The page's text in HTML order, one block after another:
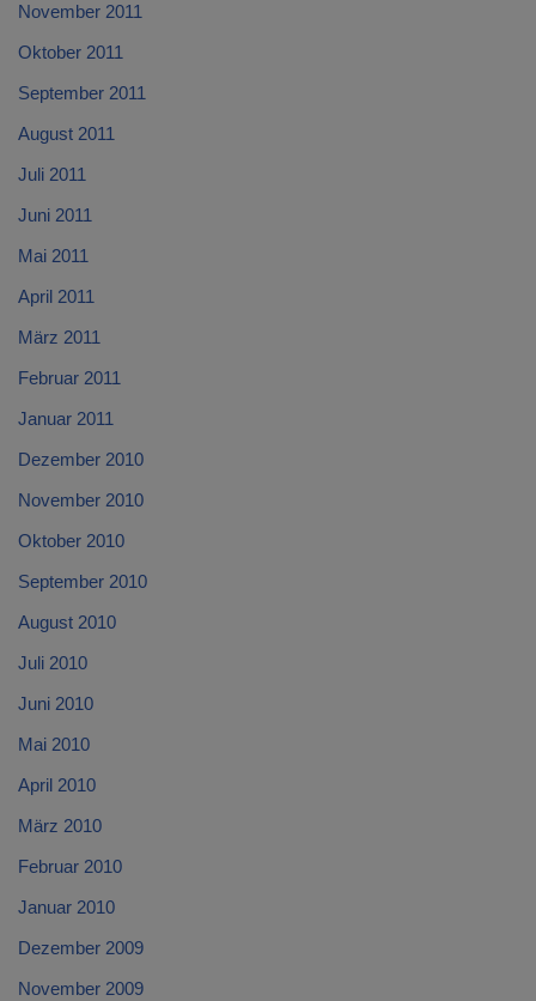
November 2011
Oktober 2011
September 2011
August 2011
Juli 2011
Juni 2011
Mai 2011
April 2011
März 2011
Februar 2011
Januar 2011
Dezember 2010
November 2010
Oktober 2010
September 2010
August 2010
Juli 2010
Juni 2010
Mai 2010
April 2010
März 2010
Februar 2010
Januar 2010
Dezember 2009
November 2009